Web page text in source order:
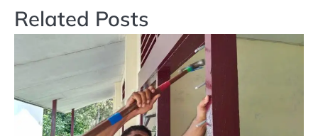
Related Posts